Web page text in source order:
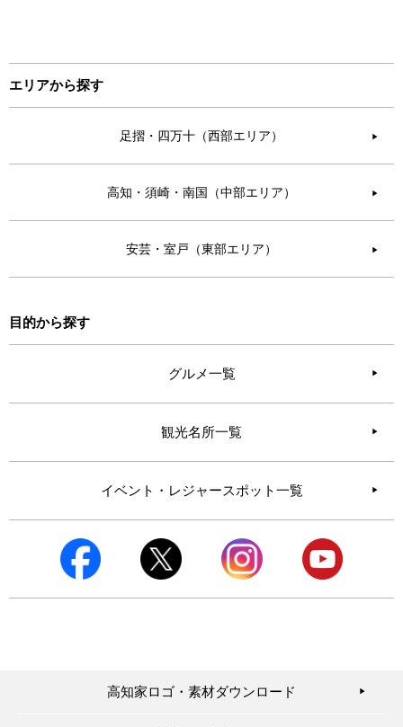
エリアから探す
足摺・四万十（西部エリア） ▶︎
高知・須崎・南国（中部エリア） ▶︎
安芸・室戸（東部エリア） ▶︎
目的から探す
グルメ一覧
観光名所一覧
イベント・レジャースポット一覧
高知家ロゴ・素材ダウンロード ▶︎